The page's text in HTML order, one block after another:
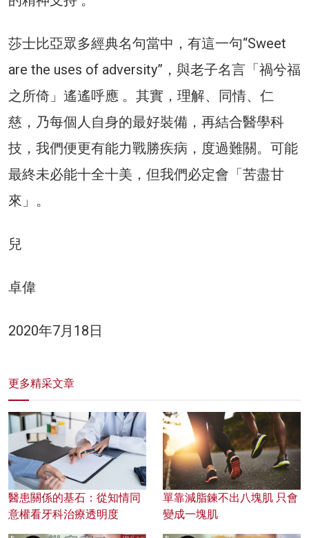
莎士比亞眾多經典名句當中，有這一句“Sweet
are the uses of adversity”，與老子名言「禍兮福
之所倚」遙遙呼應 。其實，理解、同情、仁
慈，乃每個人自身的最好裝備，再結合醫學科
技，我們便更有能力戰勝疾病，度過難關。可能
最終未必能十全十美，但我們必定會「苦盡甘
來」。
兒
卓偉
2020年7月18日
更多精采文章
醫患關係的基石：從知情同
意權看牙科治療透明度
單靠減脂鍊不出八塊肌 只會
變成一塊肌